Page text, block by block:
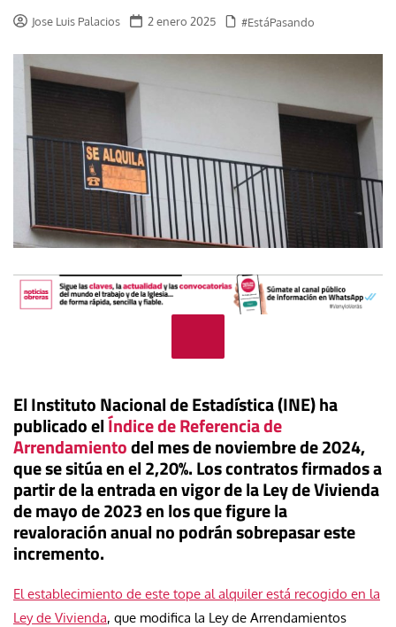
Jose Luis Palacios 2 enero 2025 #EstáPasando
El Instituto Nacional de Estadística (INE) ha
publicado elÍndice de Referencia de
Arrendamientodel mes de noviembre de 2024,
que se sitúa en el 2,20%. Los contratos firmados a
partir de la entrada en vigor de la Ley de Vivienda
de mayo de 2023 en los que figure la
revaloración anual no podrán sobrepasar este
incremento.
El establecimiento de este tope al alquiler está recogido en la
Ley de Vivienda, que modifica la Ley de Arrendamientos